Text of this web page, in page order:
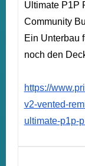
Ultimate P1P
Community
Ein Unterbau
noch den
https://
v2-vented-
ultimate-p1p-